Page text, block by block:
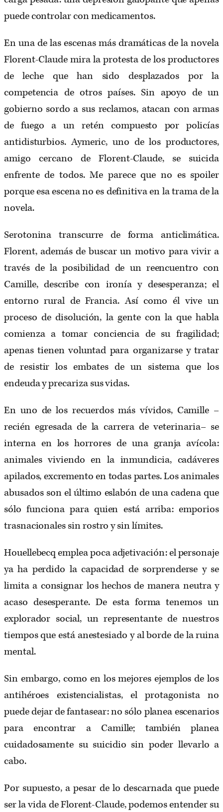
puede controlar con medicamentos.
En una de las escenas más dramáticas de la novela
Florent-Claude mira la protesta de los productores
de leche que han sido desplazados por la
competencia de otros países. Sin apoyo de un
gobierno sordo a sus reclamos, atacan con armas
de fuego a un retén compuesto por policías
antidisturbios. Aymeric, uno de los productores,
amigo cercano de Florent-Claude, se suicida
enfrente de todos. Me parece que no es spoiler
porque esa escena no es definitiva en la trama de la
novela.
Serotonina transcurre de forma anticlimática.
Florent, además de buscar un motivo para vivir a
través de la posibilidad de un reencuentro con
Camille, describe con ironía y desesperanza; el
entorno rural de Francia. Así como él vive un
proceso de disolución, la gente con la que habla
comienza a tomar conciencia de su fragilidad;
apenas tienen voluntad para organizarse y tratar
de resistir los embates de un sistema que los
endeuda y precariza sus vidas.
En uno de los recuerdos más vívidos, Camille –
recién egresada de la carrera de veterinaria– se
interna en los horrores de una granja avícola:
animales viviendo en la inmundicia, cadáveres
apilados, excremento en todas partes. Los animales
abusados son el último eslabón de una cadena que
sólo funciona para quien está arriba: emporios
trasnacionales sin rostro y sin límites.
Houellebecq emplea poca adjetivación: el personaje
ya ha perdido la capacidad de sorprenderse y se
limita a consignar los hechos de manera neutra y
acaso desesperante. De esta forma tenemos un
explorador social, un representante de nuestros
tiempos que está anestesiado y al borde de la ruina
mental.
Sin embargo, como en los mejores ejemplos de los
antihéroes existencialistas, el protagonista no
puede dejar de fantasear: no sólo planea escenarios
para encontrar a Camille; también planea
cuidadosamente su suicidio sin poder llevarlo a
cabo.
Por supuesto, a pesar de lo descarnada que puede
ser la vida de Florent-Claude, podemos entender su